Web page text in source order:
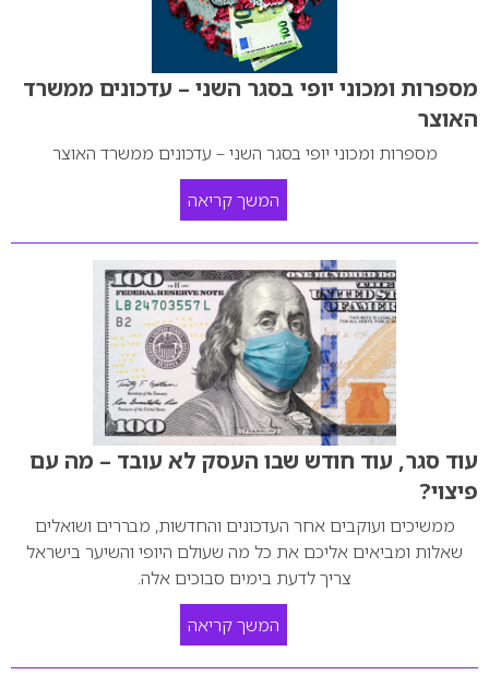
מספרות ומכוני יופי בסגר השני – עדכונים ממשרד
האוצר
מספרות ומכוני יופי בסגר השני – עדכונים ממשרד האוצר
המשך קריאה
עוד סגר, עוד חודש שבו העסק לא עובד – מה עם
פיצוי?
ממשיכים ועוקבים אחר העדכונים והחדשות, מבררים ושואלים
שאלות ומביאים אליכם את כל מה שעולם היופי והשיער בישראל
צריך לדעת בימים סבוכים אלה.
המשך קריאה